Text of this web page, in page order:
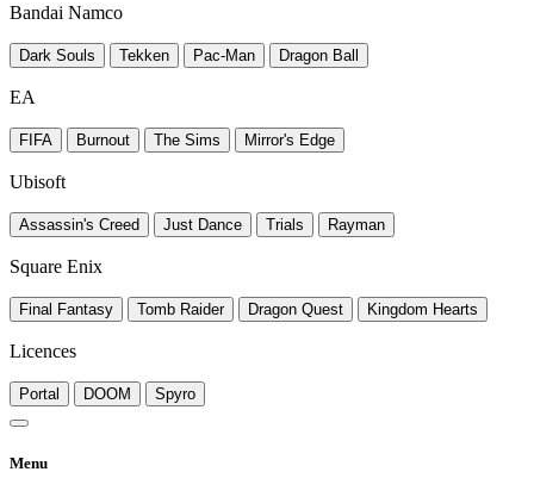
Bandai Namco
Dark Souls Tekken Pac-Man Dragon Ball
EA
FIFA Burnout The Sims Mirror's Edge
Ubisoft
Assassin's Creed Just Dance Trials Rayman
Square Enix
Final Fantasy Tomb Raider Dragon Quest Kingdom Hearts
Licences
Portal DOOM Spyro
Menu